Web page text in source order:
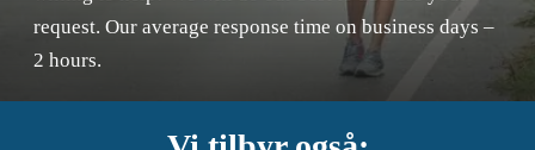
request. Our average response time on business days –
2 hours.